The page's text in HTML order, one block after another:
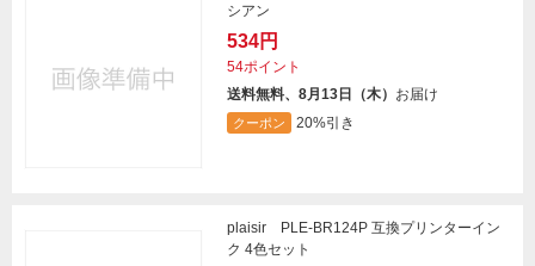
シアン
534円
54ポイント
送料無料、8月13日（木） お届け
クーポン 20%引き
plaisir PLE-BR124P 互換プリンターイン
ク 4色セット